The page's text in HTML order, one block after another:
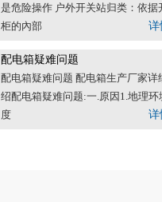
是危险操作 户外开关站归类：依据
柜的內部
详
配电箱疑难问题
配电箱疑难问题 配电箱生产厂家详
绍配电箱疑难问题:一.原因1.地理环
度
详